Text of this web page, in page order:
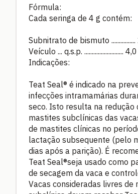
Fórmula:
Cada seringa de 4 g contém:
Subnitrato de bismuto
Veículo ... q.s.p. ..........................
Indicações:
Teat Seal® é indicado na
infecções intramamárias
seco. Isto resulta na redução
mastites subclínicas das
de mastites clínicas no
lactação subsequente (pelo
dias após a parição). É
Teat Seal®seja usado como
de secagem da vaca e
Vacas consideradas livres de